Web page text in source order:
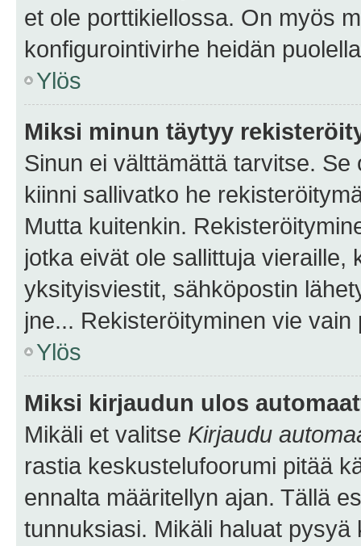
et ole porttikiellossa. On myös
konfigurointivirhe heidän
Ylös
Miksi minun täytyy
Sinun ei välttämättä tarvitse.
kiinni sallivatko he
Mutta kuitenkin.
jotka eivät ole sallittuja vieraille,
yksityisviestit, sähköpostin
jne... Rekisteröityminen vie
Ylös
Miksi kirjaudun ulos
Mikäli et valitse Kirjaudu
rastia keskustelufoorumi pitää
ennalta määritellyn ajan. Tällä
tunnuksiasi. Mikäli haluat